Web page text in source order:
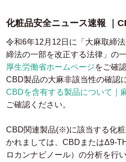
化粧品安全ニュース速報 ｜
令和6年12月12日に「大麻取締
締法の一部を改正する法律」の
厚生労働省ホームページをご確
CBD製品の大麻非該当性の確認
CBDを含有する製品について｜
ご確認ください。
CBD関連製品(※)に該当する化
かれましては、CBDまたはΔ9-
ロカンナビノール）の分析を行